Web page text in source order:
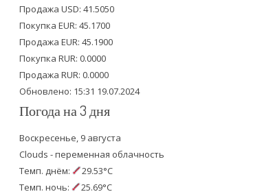
t
e
r
b
o
o
k
u
b
e
Продажа USD: 41.5050
Покупка EUR: 45.1700
Продажа EUR: 45.1900
Покупка RUR: 0.0000
Продажа RUR: 0.0000
Обновлено: 15:31 19.07.2024
Погода на 3 дня
Воскресенье, 9 августа
Clouds - переменная облачность
Темп. днём:
29.53°C
Темп. ночь:
25.69°C